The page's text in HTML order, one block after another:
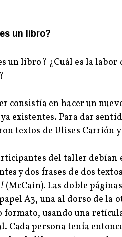
un libro?
un libro? ¿Cuál es la
consistía en hacer un
existentes. Para dar
textos de Ulises Carrión
del taller debían
y dos frases de dos
(McCain). Las doble
A3, una al dorso de la
formato, usando una
Cada persona tenía